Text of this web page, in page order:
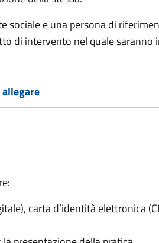
sociale e una persona di
di intervento nel quale saranno
carta d’identità elettronica